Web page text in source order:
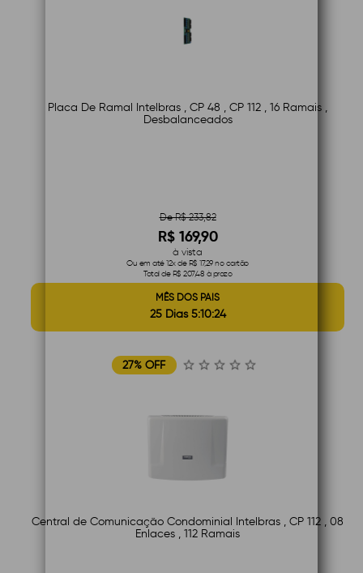
Placa De Ramal Intelbras , CP 48 , CP 112 , 16 Ramais ,
Desbalanceados
De R$ 233,82
R$ 169,90
à vista
Ou em até 12x de R$ 17,29 no cartão
Total de R$ 207,48 à prazo
MÊS DOS PAIS
25 Dias 5:10:23
27% OFF
Central de Comunicação Condominial Intelbras , CP 112 , 08
Enlaces , 112 Ramais